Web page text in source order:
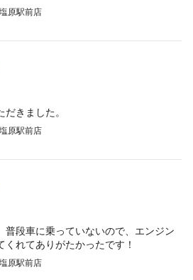
原駅前店
きました。
原駅前店
普段車に乗っていないので、エンジン
れてありがたかったです！
原駅前店